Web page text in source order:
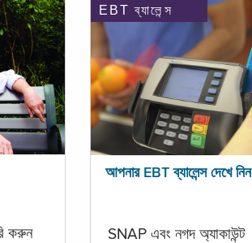
করুন
EBT ব্যালেন্স
আপনার EBT ব্যালেন্স দেখে নিন
SNAP এবং নগদ অ্যাকাউন্ট